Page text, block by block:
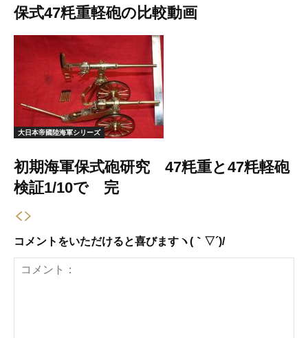
保式47粍重軽砲の比較動画
大日本帝國陸海軍シリーズ
初期海軍保式砲研究 47粍重と47粍軽砲
検証1/10で 完
コメントをいただけると喜びますヽ(｀▽´)/